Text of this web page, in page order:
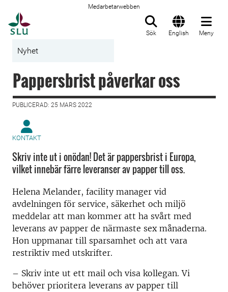
Medarbetarwebben
Sök English Meny
Nyhet
Pappersbrist påverkar oss
PUBLICERAD: 25 MARS 2022
KONTAKT
Skriv inte ut i onödan! Det är pappersbrist i Europa,
vilket innebär färre leveranser av papper till oss.
Helena Melander, facility manager vid
avdelningen för service, säkerhet och miljö
meddelar att man kommer att ha svårt med
leverans av papper de närmaste sex månaderna.
Hon uppmanar till sparsamhet och att vara
restriktiv med utskrifter.
– Skriv inte ut ett mail och visa kollegan. Vi
behöver prioritera leverans av papper till